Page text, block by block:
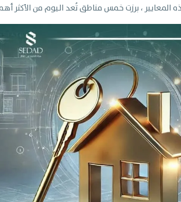
المعايير ، برزت خمس مناطق تُعد اليوم من الأكثر